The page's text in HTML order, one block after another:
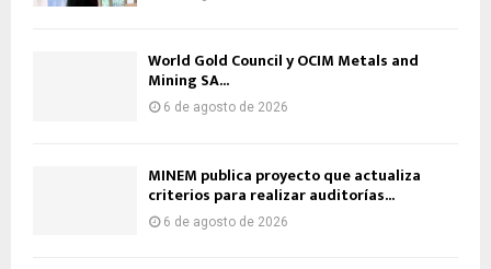
World Gold Council y OCIM Metals and
Mining SA...
6 de agosto de 2026
MINEM publica proyecto que actualiza
criterios para realizar auditorías...
6 de agosto de 2026